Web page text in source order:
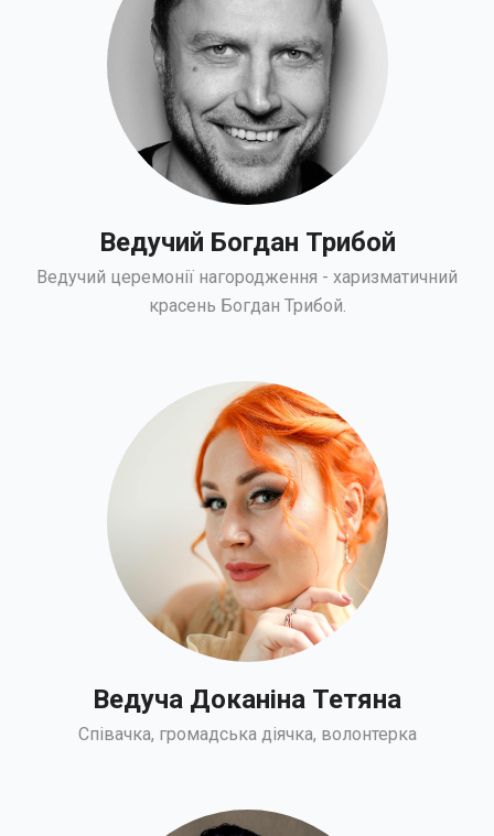
Ведучий Богдан Трибой
Ведучий церемонії нагородження - харизматичний
красень Богдан Трибой.
Ведуча Доканіна Тетяна
Співачка, громадська діячка, волонтерка